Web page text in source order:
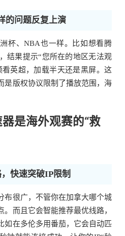
的问题反复上演
杯、NBA也一样。比如想看腾
结果提示“您所在的地区无法观
英超，加载半天还是黑屏。这
是版权协议限制了播放范围，海
是海外观赛的“救
快速突破IP限制
布很广，不管你在加拿大哪个城
而且它会智能推荐最优线路，
如在多伦多用番茄，它会自动匹